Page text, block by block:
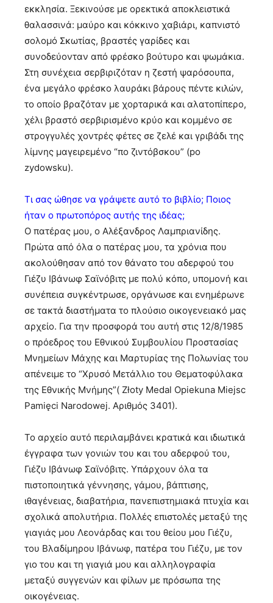
εκκλησία. Ξεκινούσε με ορεκτικά αποκλειστικά
θαλασσινά: μαύρο και κόκκινο χαβιάρι, καπνιστό
σολομό Σκωτίας, βραστές γαρίδες και
συνοδεύονταν από φρέσκο βούτυρο και ψωμάκια.
Στη συνέχεια σερβιριζόταν η ζεστή ψαρόσουπα,
ένα μεγάλο φρέσκο λαυράκι βάρους πέντε κιλών,
το οποίο βραζόταν με χορταρικά και αλατοπίπερο,
χέλι βραστό σερβιρισμένο κρύο και κομμένο σε
στρογγυλές χοντρές φέτες σε ζελέ και γριβάδι της
λίμνης μαγειρεμένο “πο ζιντόβσκου” (po
zydowsku).
Τι σας ώθησε να γράψετε αυτό το βιβλίο; Ποιος
ήταν ο πρωτοπόρος αυτής της ιδέας;
Ο πατέρας μου, ο Αλέξανδρος Λαμπριανίδης.
Πρώτα από όλα ο πατέρας μου, τα χρόνια που
ακολούθησαν από τον θάνατο του αδερφού του
Γιέζυ Ιβάνωφ Σαϊνόβιτς με πολύ κόπο, υπομονή και
συνέπεια συγκέντρωσε, οργάνωσε και ενημέρωνε
σε τακτά διαστήματα το πλούσιο οικογενειακό μας
αρχείο. Για την προσφορά του αυτή στις 12/8/1985
ο πρόεδρος του Εθνικού Συμβουλίου Προστασίας
Μνημείων Μάχης και Μαρτυρίας της Πολωνίας του
απένειμε το “Xρυσό Μετάλλιο του Θεματοφύλακα
της Εθνικής Μνήμης”( Złoty Medal Opiekuna Miejsc
Pamięci Narodowej. Αριθμός 3401).
Το αρχείο αυτό περιλαμβάνει κρατικά και ιδιωτικά
έγγραφα των γονιών του και του αδερφού του,
Γιέζυ Ιβάνωφ Σαϊνόβιτς. Υπάρχουν όλα τα
πιστοποιητικά γέννησης, γάμου, βάπτισης,
ιθαγένειας, διαβατήρια, πανεπιστημιακά πτυχία και
σχολικά απολυτήρια. Πολλές επιστολές μεταξύ της
γιαγιάς μου Λεονάρδας και του θείου μου Γιέζυ,
του Βλαδίμηρου Ιβάνωφ, πατέρα του Γιέζυ, με τον
γιο του και τη γιαγιά μου και αλληλογραφία
μεταξύ συγγενών και φίλων με πρόσωπα της
οικογένειας.